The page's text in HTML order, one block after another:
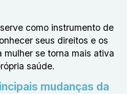
como instrumento de
seus direitos e os
se torna mais ativa
saúde.
mudanças da